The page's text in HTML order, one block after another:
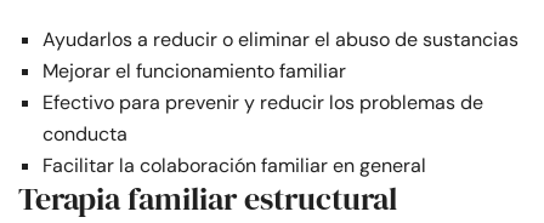
Ayudarlos a reducir o eliminar el abuso de sustancias
Mejorar el funcionamiento familiar
Efectivo para prevenir y reducir los problemas de
conducta
Facilitar la colaboración familiar en general
Terapia familiar estructural